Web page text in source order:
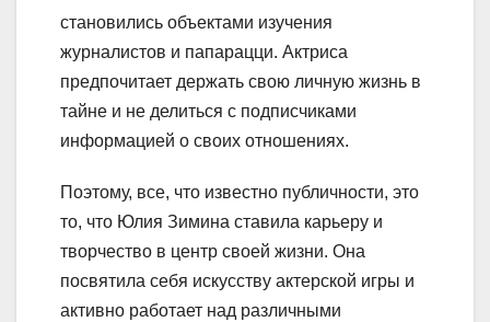
становились объектами изучения
журналистов и папарацци. Актриса
предпочитает держать свою личную жизнь в
тайне и не делиться с подписчиками
информацией о своих отношениях.
Поэтому, все, что известно публичности, это
то, что Юлия Зимина ставила карьеру и
творчество в центр своей жизни. Она
посвятила себя искусству актерской игры и
активно работает над различными